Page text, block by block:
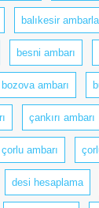
balıkesir
besni ambarı
bozova ambarı
çankırı ambarı
çorlu ambarı
desi hesaplama